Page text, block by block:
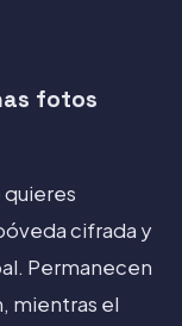
fotos
quieres
cifrada y
Permanecen
mientras el